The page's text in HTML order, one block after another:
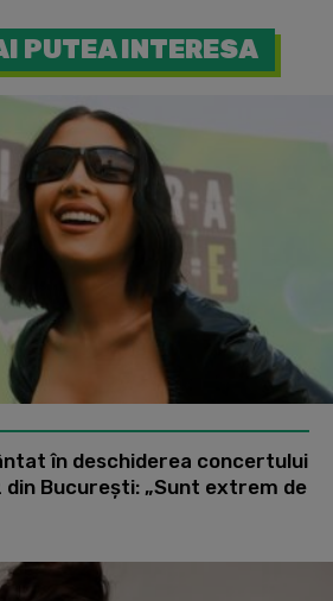
PUTEA INTERESA
în deschiderea concertului
București: „Sunt extrem de